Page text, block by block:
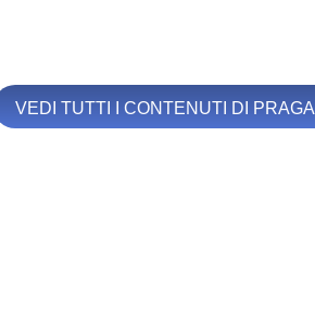
VEDI TUTTI I CONTENUTI DI PRAGA